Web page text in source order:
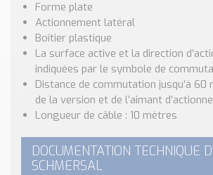
Nos Réalisations
Conseils et Actualités
Catalogue des essentiels pour les
brasseries
Contact & Devis
Devis, Tarifs, Renseignements
Forme plate
Actionnement latéral
Boîtier plastique
La surface active et la direction
indiquées par le symbole de
Distance de commutation jusqu’à 60
de la version et de l’aimant
Longueur de câble : 10 mètres
DOCUMENTATION TECHNIQUE
SCHMERSAL